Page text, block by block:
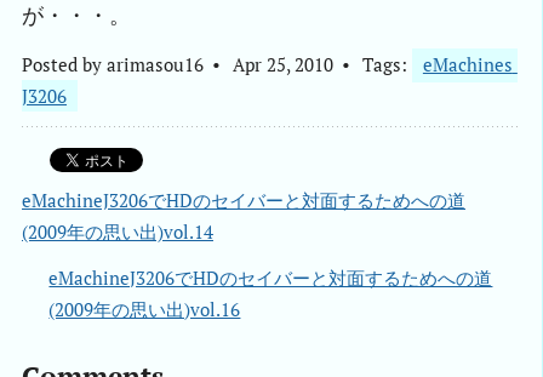
が・・・。
Posted by arimasou16 Apr 25, 2010 Tags:
eMachines
J3206
eMachineJ3206でHDのセイバーと対面するためへの道
(2009年の思い出)vol.14
eMachineJ3206でHDのセイバーと対面するためへの道
(2009年の思い出)vol.16